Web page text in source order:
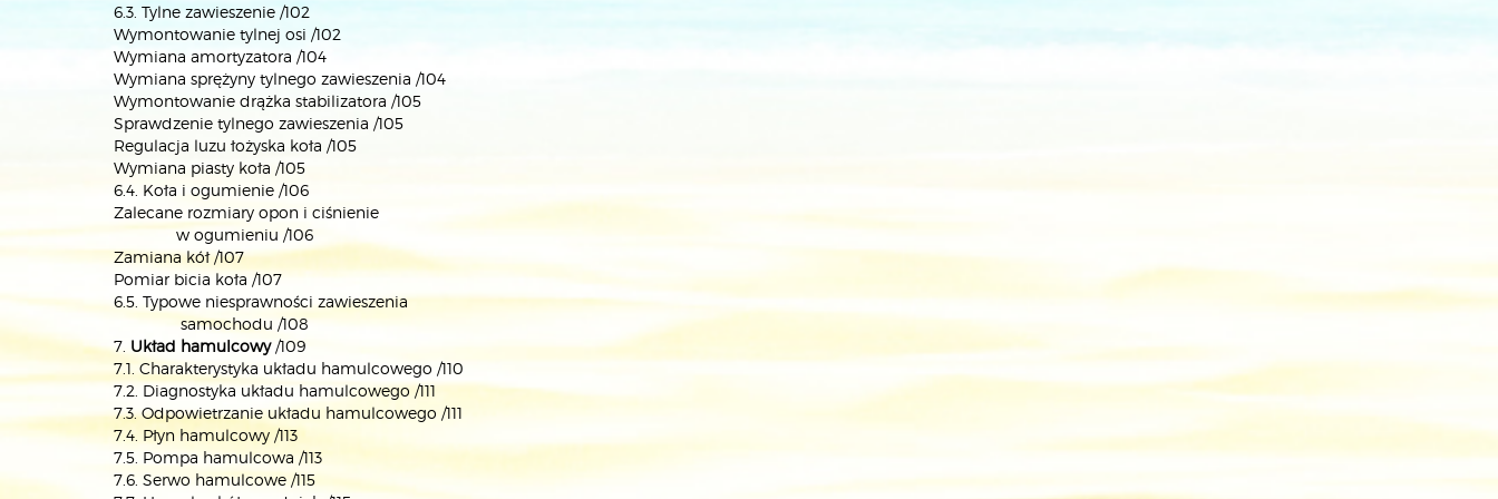
6.3. Tylne zawieszenie /102
Wymontowanie tylnej osi /102
Wymiana amortyzatora /104
Wymiana sprężyny tylnego zawieszenia /104
Wymontowanie drążka stabilizatora /105
Sprawdzenie tylnego zawieszenia /105
Regulacja luzu łożyska koła /105
Wymiana piasty koła /105
6.4. Koła i ogumienie /106
Zalecane rozmiary opon i ciśnienie
w ogumieniu /106
Zamiana kół /107
Pomiar bicia koła /107
6.5. Typowe niesprawności zawieszenia
samochodu /108
7. Układ hamulcowy/109
7.1. Charakterystyka układu hamulcowego /110
7.2. Diagnostyka układu hamulcowego /111
7.3. Odpowietrzanie układu hamulcowego /111
7.4. Płyn hamulcowy /113
7.5. Pompa hamulcowa /113
7.6. Serwo hamulcowe /115